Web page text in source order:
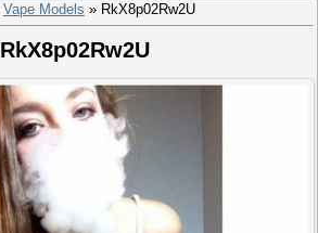
Vape Models » RkX8p02Rw2U
RkX8p02Rw2U